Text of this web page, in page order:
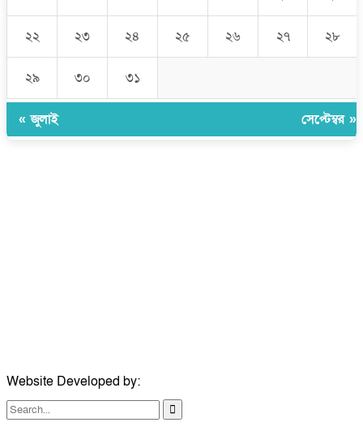
২২ ২৩ ২৪ ২৫ ২৬ ২৭ ২৮
২৯ ৩০ ৩১
« জুলাই সেপ্টেম্বর »
Website Developed by: